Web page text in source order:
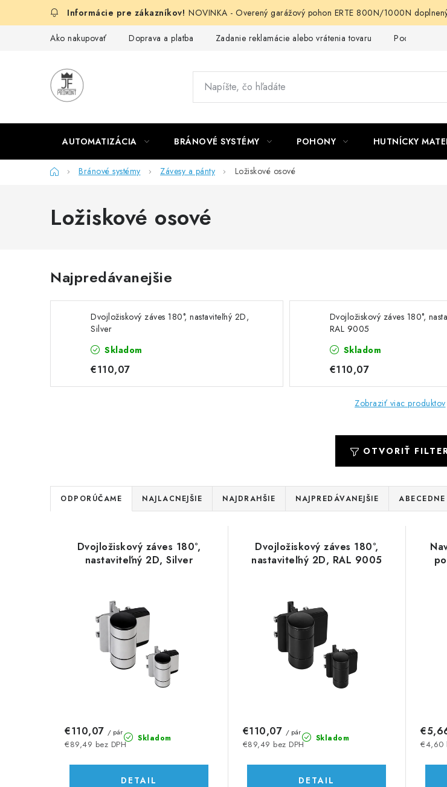
NOVINKA - Overený garážový pohon ERTE 800N/1000N
Ako nakupovať Doprava a platba Zadanie reklamácie alebo vrátenia tovaru Podmienky
AUTOMATIZÁCIA BRÁNOVÉ SYSTÉMY POHONY HUTNÍCKY
DomovBránové systémy Závesy a pánty Ložiskové osové
Ložiskové osové
Najpredávanejšie
Dvojložiskový záves 180°, nastaviteľný 2D,
Silver
Skladom
€110,07
Dvojložiskový záves 180°,
RAL 9005
Skladom
€110,07
Zobraziť viac produktov
OTVORIŤ
R
a
ODPORÚČAME NAJLACNEJŠIE NAJDRAHŠIE NAJPREDÁVANEJŠIE ABECEDNE
Dvojložiskový záves 180°,
nastaviteľný 2D, Silver
Skladom
€89,49 bez DPH
€110,07 / pár
DETAIL
Dvojložiskový záves 180°,
nastaviteľný 2D, RAL 9005
Skladom
€89,49 bez DPH
€110,07 / pár
DETAIL
€4,60